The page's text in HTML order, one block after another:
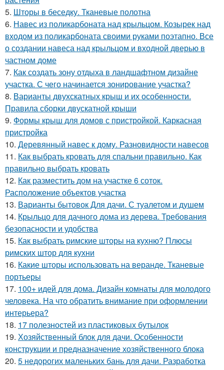
5. Шторы в беседку. Тканевые полотна
6. Навес из поликарбоната над крыльцом. Козырек над
входом из поликарбоната своими руками поэтапно. Все
о создании навеса над крыльцом и входной дверью в
частном доме
7. Как создать зону отдыха в ландшафтном дизайне
участка. С чего начинается зонирование участка?
8. Варианты двухскатных крыш и их особенности.
Правила сборки двускатной крыши
9. Формы крыш для домов с пристройкой. Каркасная
пристройка
10. Деревянный навес к дому. Разновидности навесов
11. Как выбрать кровать для спальни правильно. Как
правильно выбрать кровать
12. Как разместить дом на участке 6 соток.
Расположение объектов участка
13. Варианты бытовок Для дачи. С туалетом и душем
14. Крыльцо для дачного дома из дерева. Требования
безопасности и удобства
15. Как выбрать римские шторы на кухню? Плюсы
римских штор для кухни
16. Какие шторы использовать на веранде. Тканевые
портьеры
17. 100+ идей для дома. Дизайн комнаты для молодого
человека. На что обратить внимание при оформлении
интерьера?
18. 17 полезностей из пластиковых бутылок
19. Хозяйственный блок для дачи. Особенности
конструкции и предназначение хозяйственного блока
20. 5 недорогих маленьких бань для дачи. Разработка